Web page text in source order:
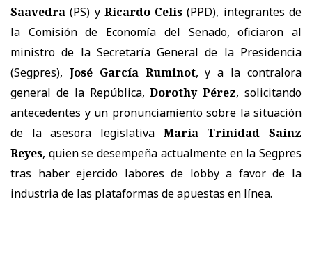
Saavedra (PS) y Ricardo Celis (PPD), integrantes de
la Comisión de Economía del Senado, oficiaron al
ministro de la Secretaría General de la Presidencia
(Segpres), José García Ruminot, y a la contralora
general de la República,Dorothy Pérez, solicitando
antecedentes y un pronunciamiento sobre la situación
de la asesora legislativa María Trinidad Sainz
Reyes, quien se desempeña actualmente en la Segpres
tras haber ejercido labores de lobby a favor de la
industria de las plataformas de apuestas en línea.